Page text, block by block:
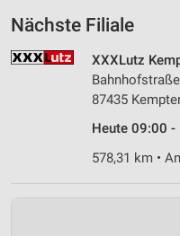
Nächste Filiale
XXXLutz
87435
Heute 09:00 -
578,31 km •
Entwicklung und
Verwendung reduzierter
IAB-Besonderheiten:
Verwendung genauer
Geräte anhand von aktiv